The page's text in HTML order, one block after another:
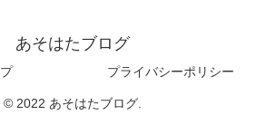
あそはたブログ
プライバシーポリシー
© 2022 あそはたブログ.